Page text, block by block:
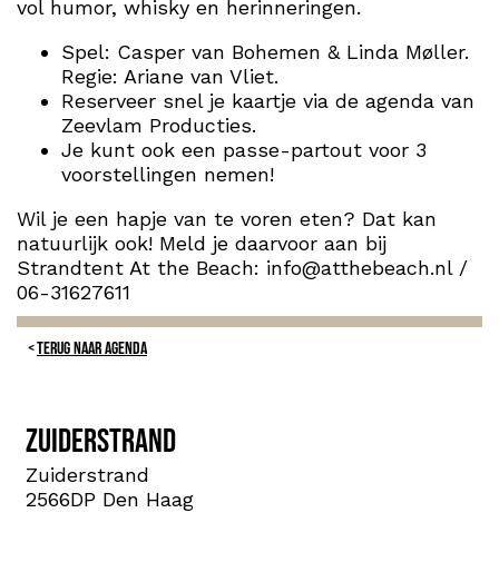
vol humor, whisky en herinneringen.
Spel: Casper van Bohemen & Linda Møller.
Regie: Ariane van Vliet.
Reserveer snel je kaartje via de agenda van
Zeevlam Producties.
Je kunt ook een passe-partout voor 3
voorstellingen nemen!
Wil je een hapje van te voren eten? Dat kan
natuurlijk ook! Meld je daarvoor aan bij
Strandtent At the Beach: info@atthebeach.nl /
06-31627611
TERUG NAAR AGENDA
Zuiderstrand
Zuiderstrand
2566DP Den Haag